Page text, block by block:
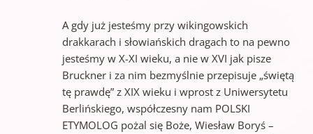
A gdy już jesteśmy przy wikingowskich
drakkarach i słowiańskich dragach to na pewno
jesteśmy w X-XI wieku, a nie w XVI jak pisze
Bruckner i za nim bezmyślnie przepisuje „świętą
tę prawdę” z XIX wieku i wprost z Uniwersytetu
Berlińskiego, współczesny nam POLSKI
ETYMOLOG pożal się Boże, Wiesław Boryś –